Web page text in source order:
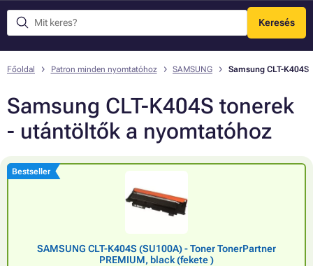
Keresés
Menü
Főoldal Patron minden nyomtatóhoz SAMSUNG Samsung CLT-K404S
Samsung CLT-K404S tonerek
- utántöltők a nyomtatóhoz
Bestseller
SAMSUNG CLT-K404S (SU100A) - Toner TonerPartner
PREMIUM, black (fekete )